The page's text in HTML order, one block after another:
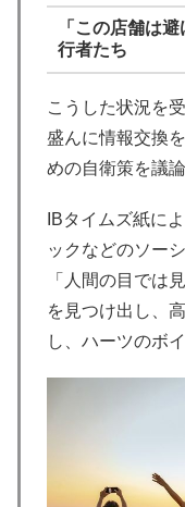
「この店舗は
行者たち
こうした状況を
盛んに情報交換
めの自衛策を議
IBタイムズ紙に
ックなどのソー
「人間の目では
を見つけ出し、
し、ハーツのボ